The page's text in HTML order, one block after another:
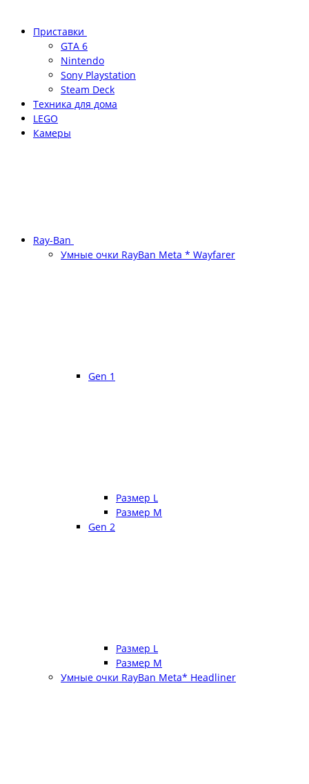
Приставки
GTA 6
Nintendo
Sony Playstation
Steam Deck
Техника для дома
LEGO
Камеры
Ray-Ban
Умные очки RayBan Meta * Wayfarer
Gen 1
Размер L
Размер М
Gen 2
Размер L
Размер М
Умные очки RayBan Meta* Headliner